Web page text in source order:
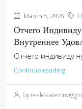
March 5, 2026
Отчего
Внутреннее
Отчего индивиду
Continue reading
by